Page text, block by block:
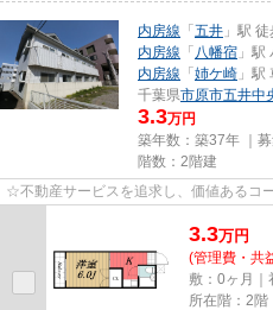
内房線 「五井 」駅
内房線 「 八幡宿 」駅
内房線 「姉ケ崎 」駅
千葉県市原市五井中
3.3万円
築年数：築37年 ｜募
階数：2階建
☆不動産サービスを追求し、価値あるコ
3.3万円
(管理費・共
敷：0ヶ月｜
所在階：2階